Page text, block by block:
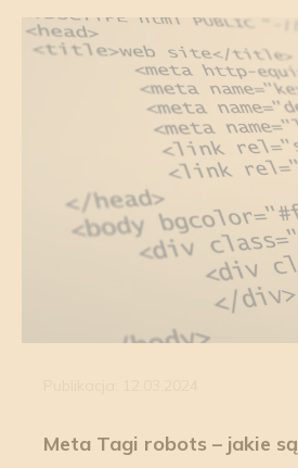
Meta Tagi robots – jakie są